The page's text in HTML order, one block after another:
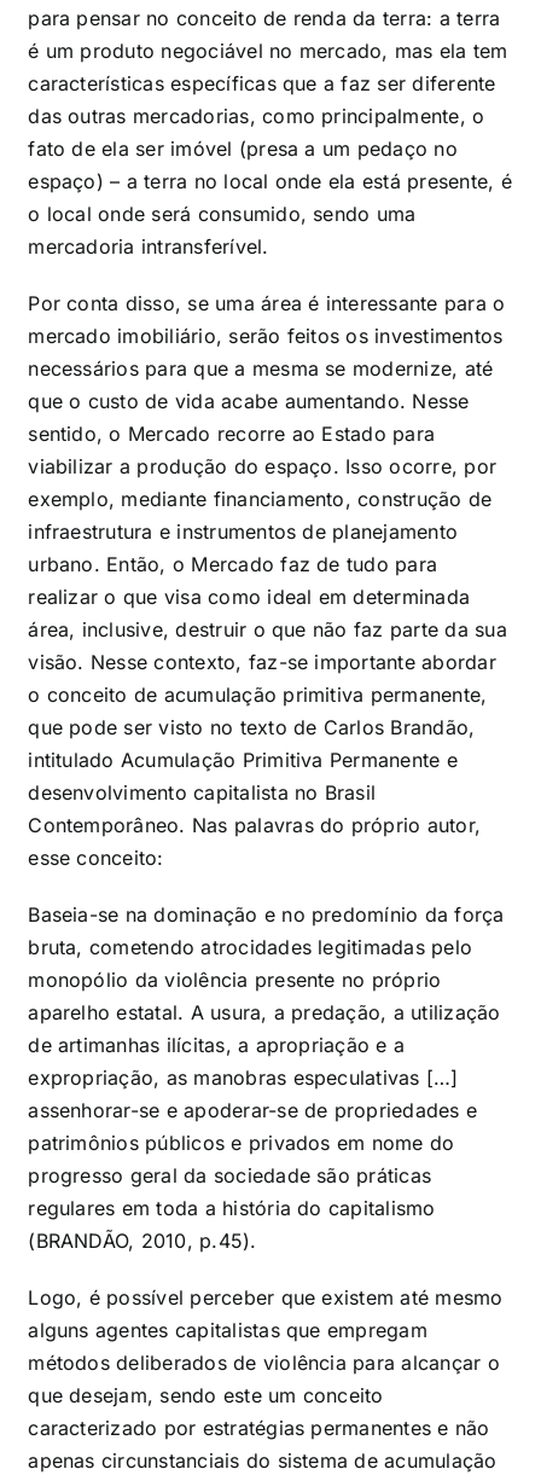
para pensar no conceito de renda da terra: a terra
é um produto negociável no mercado, mas ela tem
características específicas que a faz ser diferente
das outras mercadorias, como principalmente, o
fato de ela ser imóvel (presa a um pedaço no
espaço) – a terra no local onde ela está presente, é
o local onde será consumido, sendo uma
mercadoria intransferível.
Por conta disso, se uma área é interessante para o
mercado imobiliário, serão feitos os investimentos
necessários para que a mesma se modernize, até
que o custo de vida acabe aumentando. Nesse
sentido, o Mercado recorre ao Estado para
viabilizar a produção do espaço. Isso ocorre, por
exemplo, mediante financiamento, construção de
infraestrutura e instrumentos de planejamento
urbano. Então, o Mercado faz de tudo para
realizar o que visa como ideal em determinada
área, inclusive, destruir o que não faz parte da sua
visão. Nesse contexto, faz-se importante abordar
o conceito de acumulação primitiva permanente,
que pode ser visto no texto de Carlos Brandão,
intitulado Acumulação Primitiva Permanente e
desenvolvimento capitalista no Brasil
Contemporâneo. Nas palavras do próprio autor,
esse conceito:
Baseia-se na dominação e no predomínio da força
bruta, cometendo atrocidades legitimadas pelo
monopólio da violência presente no próprio
aparelho estatal. A usura, a predação, a utilização
de artimanhas ilícitas, a apropriação e a
expropriação, as manobras especulativas […]
assenhorar-se e apoderar-se de propriedades e
patrimônios públicos e privados em nome do
progresso geral da sociedade são práticas
regulares em toda a história do capitalismo
(BRANDÃO, 2010, p.45).
Logo, é possível perceber que existem até mesmo
alguns agentes capitalistas que empregam
métodos deliberados de violência para alcançar o
que desejam, sendo este um conceito
caracterizado por estratégias permanentes e não
apenas circunstanciais do sistema de acumulação